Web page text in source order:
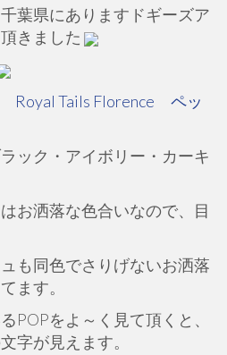
葉県にありますドギーズア
きました
ック・アイボリー・カーキ
お洒落な色合いなので、目
も同色でさりげないお洒落
ます。
POPをよ～く見て頂くと、
字が見えます。